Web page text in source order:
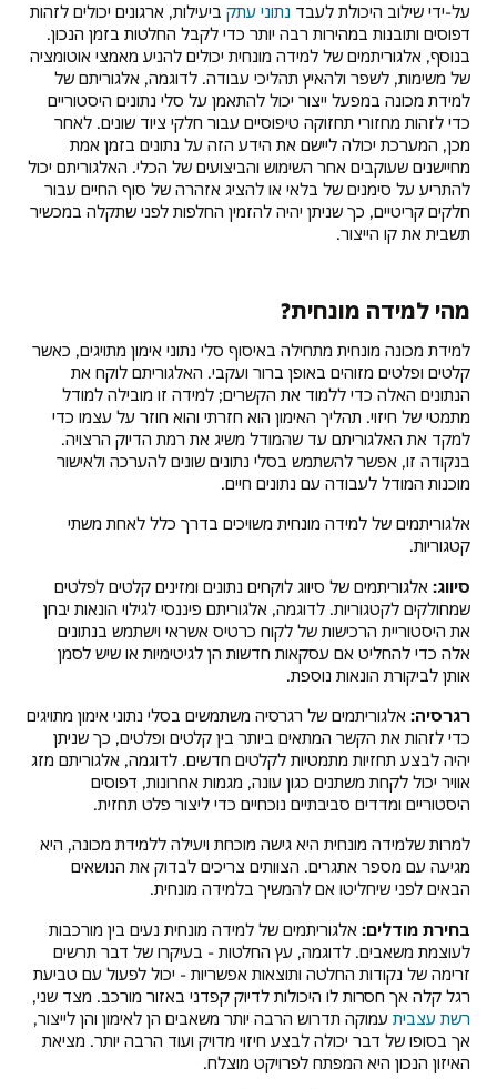
על-ידי שילוב היכולת לעבד נתוני עתק ביעילות, ארגונים יכולים לזהות
דפוסים ותובנות במהירות רבה יותר כדי לקבל החלטות בזמן הנכון.
בנוסף, אלגוריתמים של למידה מונחית יכולים להניע מאמצי אוטומציה
של משימות, לשפר ולהאיץ תהליכי עבודה. לדוגמה, אלגוריתם של
למידת מכונה במפעל ייצור יכול להתאמן על סלי נתונים היסטוריים
כדי לזהות מחזורי תחזוקה טיפוסיים עבור חלקי ציוד שונים. לאחר
מכן, המערכת יכולה ליישם את הידע הזה על נתונים בזמן אמת
מחיישנים שעוקבים אחר השימוש והביצועים של הכלי. האלגוריתם יכול
להתריע על סימנים של בלאי או להציג אזהרה של סוף החיים עבור
חלקים קריטיים, כך שניתן יהיה להזמין החלפות לפני שתקלה במכשיר
תשבית את קו הייצור.
מהי למידה מונחית?
למידת מכונה מונחית מתחילה באיסוף סלי נתוני אימון מתויגים, כאשר
קלטים ופלטים מזוהים באופן ברור ועקבי. האלגוריתם לוקח את
הנתונים האלה כדי ללמוד את הקשרים; למידה זו מובילה למודל
מתמטי של חיזוי. תהליך האימון הוא חזרתי והוא חוזר על עצמו כדי
למקד את האלגוריתם עד שהמודל משיג את רמת הדיוק הרצויה.
בנקודה זו, אפשר להשתמש בסלי נתונים שונים להערכה ולאישור
מוכנות המודל לעבודה עם נתונים חיים.
אלגוריתמים של למידה מונחית משויכים בדרך כלל לאחת משתי
קטגוריות.
סיווג: אלגוריתמים של סיווג לוקחים נתונים ומזינים קלטים לפלטים
שמחולקים לקטגוריות. לדוגמה, אלגוריתם פיננסי לגילוי הונאות יבחן
את היסטוריית הרכישות של לקוח כרטיס אשראי וישתמש בנתונים
אלה כדי להחליט אם עסקאות חדשות הן לגיטימיות או שיש לסמן
אותן לביקורת הונאות נוספת.
רגרסיה: אלגוריתמים של רגרסיה משתמשים בסלי נתוני אימון מתויגים
כדי לזהות את הקשר המתאים ביותר בין קלטים ופלטים, כך שניתן
יהיה לבצע תחזיות מתמטיות לקלטים חדשים. לדוגמה, אלגוריתם מזג
אוויר יכול לקחת משתנים כגון עונה, מגמות אחרונות, דפוסים
היסטוריים ומדדים סביבתיים נוכחיים כדי ליצור פלט תחזית.
למרות שלמידה מונחית היא גישה מוכחת ויעילה ללמידת מכונה, היא
מגיעה עם מספר אתגרים. הצוותים צריכים לבדוק את הנושאים
הבאים לפני שיחליטו אם להמשיך בלמידה מונחית.
בחירת מודלים: אלגוריתמים של למידה מונחית נעים בין מורכבות
לעוצמת משאבים. לדוגמה, עץ החלטות - בעיקרו של דבר תרשים
זרימה של נקודות החלטה ותוצאות אפשריות - יכול לפעול עם טביעת
רגל קלה אך חסרות לו היכולות לדיוק קפדני באזור מורכב. מצד שני,
רשת עצבית עמוקה תדרוש הרבה יותר משאבים הן לאימון והן לייצור,
אך בסופו של דבר יכולה לבצע חיזוי מדויק ועוד הרבה יותר. מציאת
האיזון הנכון היא המפתח לפרויקט מוצלח.